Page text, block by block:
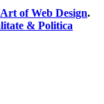
Art of Web Design.
& Politica